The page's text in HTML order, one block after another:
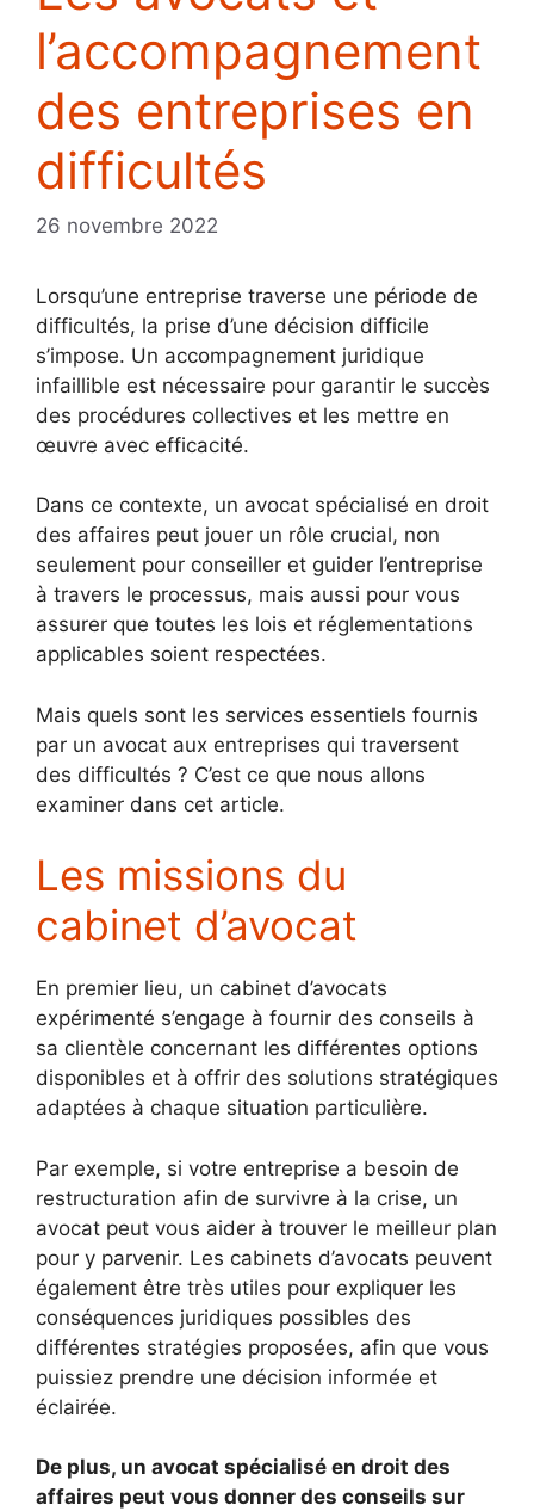
l’accompagnement
des entreprises en
difficultés
26 novembre 2022
Lorsqu’une entreprise traverse une période de
difficultés, la prise d’une décision difficile
s’impose. Un accompagnement juridique
infaillible est nécessaire pour garantir le succès
des procédures collectives et les mettre en
œuvre avec efficacité.
Dans ce contexte, un avocat spécialisé en droit
des affaires peut jouer un rôle crucial, non
seulement pour conseiller et guider l’entreprise
à travers le processus, mais aussi pour vous
assurer que toutes les lois et réglementations
applicables soient respectées.
Mais quels sont les services essentiels fournis
par un avocat aux entreprises qui traversent
des difficultés ? C’est ce que nous allons
examiner dans cet article.
Les missions du
cabinet d’avocat
En premier lieu, un cabinet d’avocats
expérimenté s’engage à fournir des conseils à
sa clientèle concernant les différentes options
disponibles et à offrir des solutions stratégiques
adaptées à chaque situation particulière.
Par exemple, si votre entreprise a besoin de
restructuration afin de survivre à la crise, un
avocat peut vous aider à trouver le meilleur plan
pour y parvenir. Les cabinets d’avocats peuvent
également être très utiles pour expliquer les
conséquences juridiques possibles des
différentes stratégies proposées, afin que vous
puissiez prendre une décision informée et
éclairée.
De plus, un avocat spécialisé en droit des
affaires peut vous donner des conseils sur